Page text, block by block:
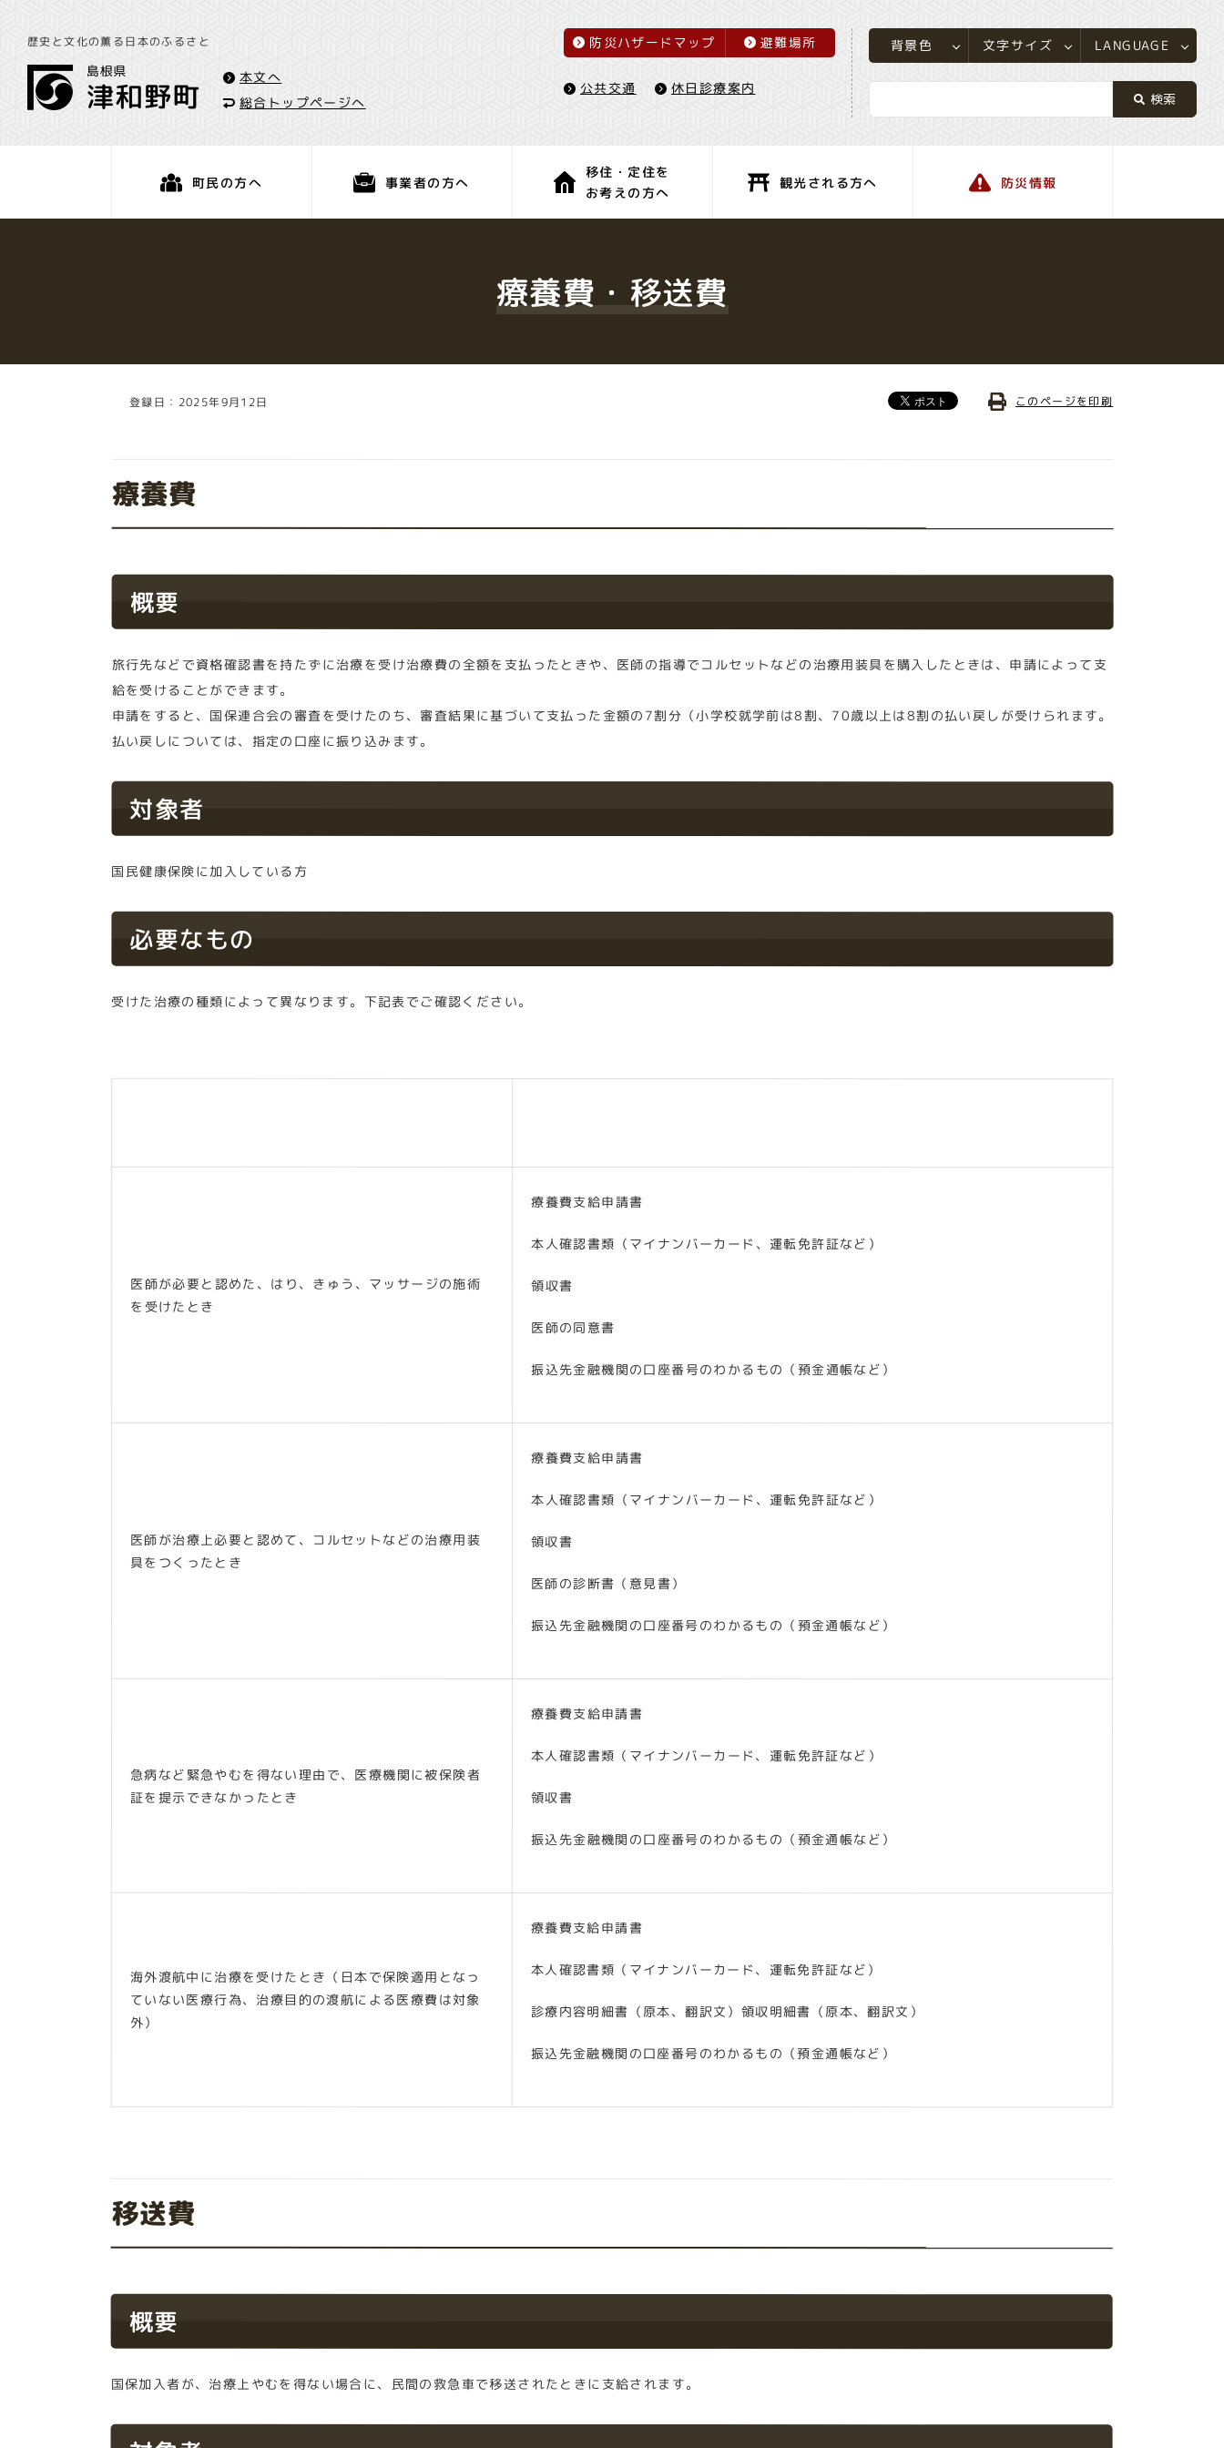
歴史と文化の薫る日本のふるさと
本文へ
総合トップページへ
防災ハザードマップ 避難場所
公共交通 休日診療案内
背景色 文字サイズ LANGUAGE
町民の方へ 事業者の方へ
移住・定住を
お考えの方へ
観光される方へ 防災情報
療養費・移送費
登録日：2025年9月12日 このページを印刷
療養費
概要
旅行先などで資格確認書を持たずに治療を受け治療費の全額を支払ったときや、医師の指導でコルセットなどの治療用装具を購入したときは、申請によって支
給を受けることができます。
申請をすると、国保連合会の審査を受けたのち、審査結果に基づいて支払った金額の7割分（小学校就学前は8割、70歳以上は8割の払い戻しが受けられます。
払い戻しについては、指定の口座に振り込みます。
対象者
国民健康保険に加入している方
必要なもの
受けた治療の種類によって異なります。下記表でご確認ください。
医師が必要と認めた、はり、きゅう、マッサージの施術
を受けたとき
療養費支給申請書
本人確認書類（マイナンバーカード、運転免許証など）
領収書
医師の同意書
振込先金融機関の口座番号のわかるもの（預金通帳など）
医師が治療上必要と認めて、コルセットなどの治療用装
具をつくったとき
療養費支給申請書
本人確認書類（マイナンバーカード、運転免許証など）
領収書
医師の診断書（意見書）
振込先金融機関の口座番号のわかるもの（預金通帳など）
急病など緊急やむを得ない理由で、医療機関に被保険者
証を提示できなかったとき
療養費支給申請書
本人確認書類（マイナンバーカード、運転免許証など）
領収書
振込先金融機関の口座番号のわかるもの（預金通帳など）
海外渡航中に治療を受けたとき（日本で保険適用となっ
ていない医療行為、治療目的の渡航による医療費は対象
外）
療養費支給申請書
本人確認書類（マイナンバーカード、運転免許証など）
診療内容明細書（原本、翻訳文）領収明細書（原本、翻訳文）
振込先金融機関の口座番号のわかるもの（預金通帳など）
移送費
概要
国保加入者が、治療上やむを得ない場合に、民間の救急車で移送されたときに支給されます。